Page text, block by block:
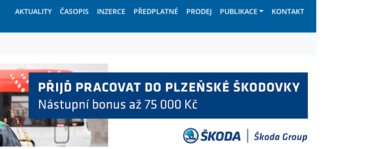
AKTUALITY ČASOPIS INZERCE PŘEDPLATNÉ PRODEJ PUBLIKACE KONTAKT